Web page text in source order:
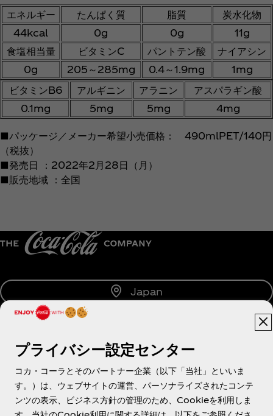
エネルギー たんぱく質 脂質
炭水化物
44kcal
0g 0g
11g
食塩相当量
ビタミンC パントテン酸
ナイアシン
0g
205～285mg 0.4～1.9mg
1mg
ビタミンB6
アルギニン アラニン
アスパラギン酸
0.1mg
5mg 5mg 4mg
■パッケージ／メーカー希望小売価格： 490mlPET/140円
（税抜）
■発売日 ：2022年2月28日（月）
■販売地域 ：全国
Japan
About us
プライバシー設定センター
コカ・コーラとそのパートナー企業（以下「当社」といいま
す。）は、ウェブサイトの運営、パーソナライズされたコンテ
ンツの表示、ビジネス方針の管理のため、Cookieを利用しま